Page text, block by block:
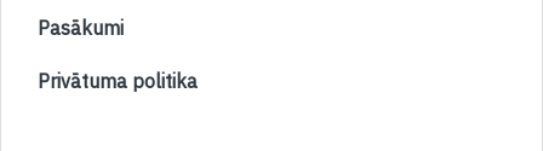
Pasākumi
Privātuma politika